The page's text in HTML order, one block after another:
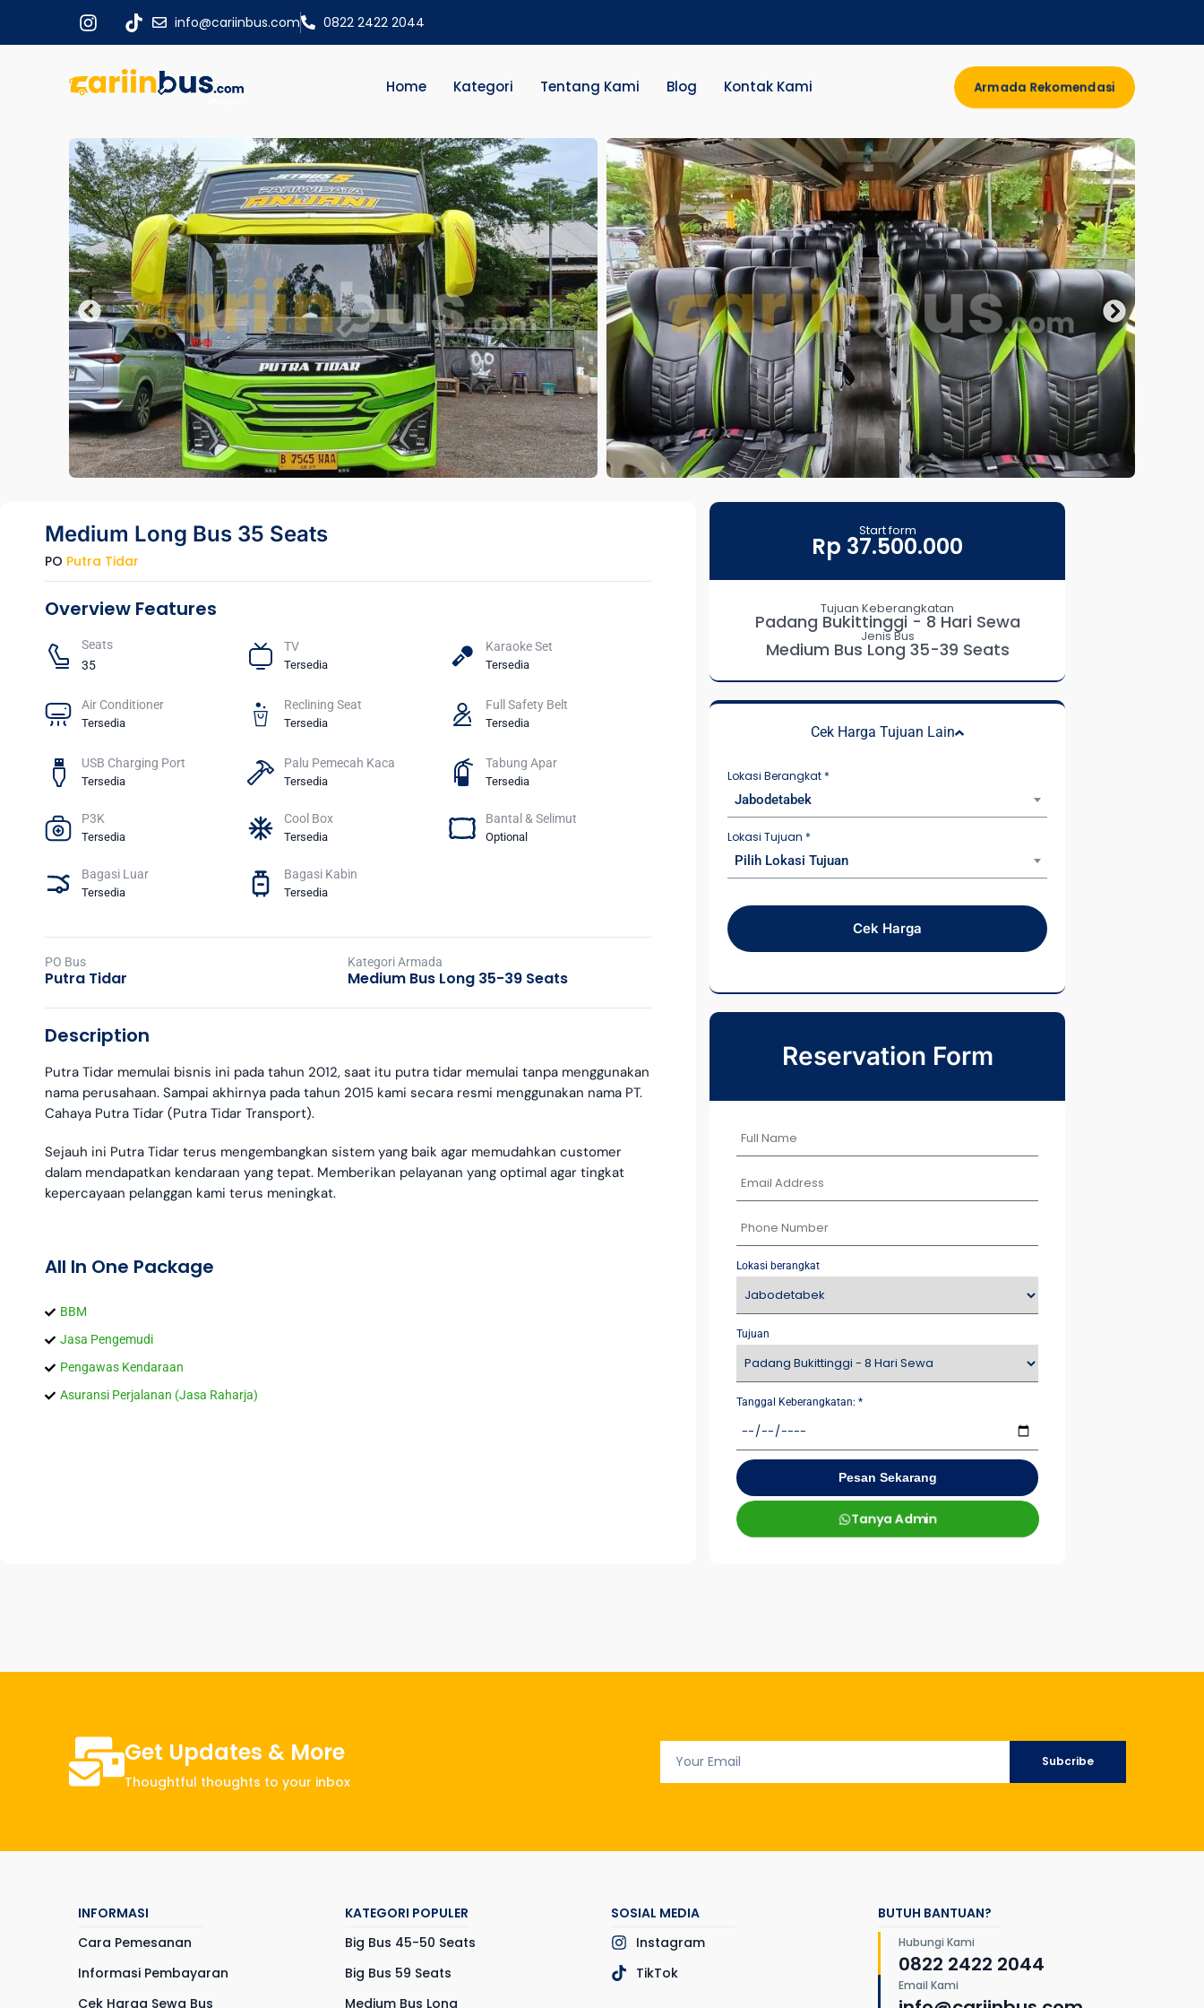
info@cariinbus.com 0822 2422 2044
Home Kategori Tentang Kami Blog Kontak Kami Armada Rekomendasi
Medium Long Bus 35 Seats
PO Putra Tidar
Overview Features
Seats​
35
TV​
Tersedia
Karaoke Set
Tersedia
Air Conditioner
Tersedia
Reclining Seat
Tersedia
Full Safety Belt
Tersedia
USB Charging Port
Tersedia
Palu Pemecah Kaca
Tersedia
Tabung Apar
Tersedia
P3K
Tersedia
Cool Box
Tersedia
Bantal & Selimut
Optional
Bagasi Luar
Tersedia
Bagasi Kabin
Tersedia
PO Bus
Putra Tidar
Kategori Armada
Medium Bus Long 35-39 Seats
Description
Putra Tidar memulai bisnis ini pada tahun 2012, saat itu putra tidar memulai tanpa menggunakan
nama perusahaan. Sampai akhirnya pada tahun 2015 kami secara resmi menggunakan nama PT.
Cahaya Putra Tidar (Putra Tidar Transport).
Sejauh ini Putra Tidar terus mengembangkan sistem yang baik agar memudahkan customer
dalam mendapatkan kendaraan yang tepat. Memberikan pelayanan yang optimal agar tingkat
kepercayaan pelanggan kami terus meningkat.
All In One Package
BBM
Jasa Pengemudi
Pengawas Kendaraan
Asuransi Perjalanan (Jasa Raharja)
Start form
Rp 37.500.000
Tujuan Keberangkatan
Padang Bukittinggi - 8 Hari Sewa
Jenis Bus
Medium Bus Long 35-39 Seats
Cek Harga Tujuan Lain
Lokasi Berangkat *
Jabodetabek
Lokasi Tujuan *
Pilih Lokasi Tujuan
Cek Harga
Reservation Form
Lokasi berangkat
Tujuan
Tanggal Keberangkatan: *
Pesan Sekarang
Tanya Admin
Get Updates & More
Thoughtful thoughts to your inbox
Subcribe
INFORMASI
Cara Pemesanan
Informasi Pembayaran
Cek Harga Sewa Bus
KATEGORI POPULER
Big Bus 45-50 Seats
Big Bus 59 Seats
Medium Bus Long
SOSIAL MEDIA
Instagram
TikTok
BUTUH BANTUAN?
Hubungi Kami
0822 2422 2044
Email Kami